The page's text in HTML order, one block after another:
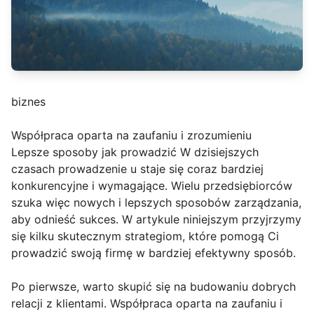
biznes
Współpraca oparta na zaufaniu i zrozumieniu
Lepsze sposoby jak prowadzić W dzisiejszych
czasach prowadzenie u staje się coraz bardziej
konkurencyjne i wymagające. Wielu przedsiębiorców
szuka więc nowych i lepszych sposobów zarządzania,
aby odnieść sukces. W artykule niniejszym przyjrzymy
się kilku skutecznym strategiom, które pomogą Ci
prowadzić swoją firmę w bardziej efektywny sposób.
Po pierwsze, warto skupić się na budowaniu dobrych
relacji z klientami. Współpraca oparta na zaufaniu i